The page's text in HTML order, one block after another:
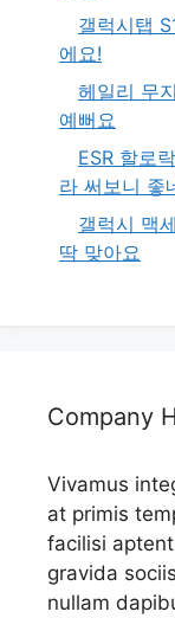
갤럭시탭
에요!
헤일리 무
예뻐요
ESR 할로
라 써보니 좋
갤럭시 맥
딱 맞아요
Company
Vivamus
at primis
facilisi
gravida
nullam